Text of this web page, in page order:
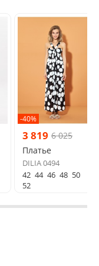
-40%
3 819 6 025
Платье
DILIA 0494
42 44 46 48 50
52